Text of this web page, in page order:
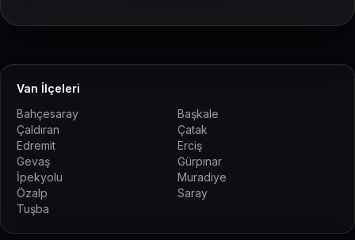
Van İlçeleri
Bahçesaray
Başkale
Çaldıran
Çatak
Edremit
Erciş
Gevaş
Gürpınar
İpekyolu
Muradiye
Özalp
Saray
Tuşba